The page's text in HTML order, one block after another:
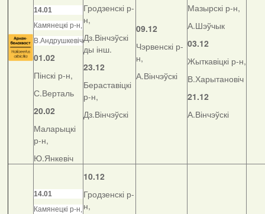
14.01
Камянецкі р-н,
В.Андрушкевіч
01.02
Пінскі р-н,
С.Верталь
20.02
Маларыцкі
р-н,
Ю.Янкевіч
Гродзенскі р-
н,
Дз.Вінчэўскі
ды інш.
23.12
Бераставіцкі
р-н,
Дз.Вінчэўскі
09.12
Чэрвенскі р-
н,
А.Вінчэўскі
Мазырскі р-н,
А.Шэўчык
03.12
Жыткавіцкі р-н,
В.Харытановіч
21.12
А.Вінчэўскі
14.01
Камянецкі р-н,
10.12
Гродзенскі р-
н,